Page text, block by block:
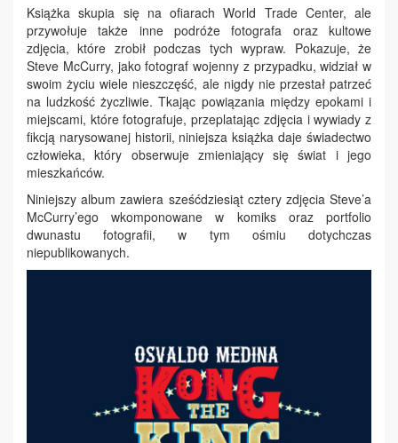
Książka skupia się na ofiarach World Trade Center, ale
przywołuje także inne podróże fotografa oraz kultowe
zdjęcia, które zrobił podczas tych wypraw. Pokazuje, że
Steve McCurry, jako fotograf wojenny z przypadku, widział w
swoim życiu wiele nieszczęść, ale nigdy nie przestał patrzeć
na ludzkość życzliwie. Tkając powiązania między epokami i
miejscami, które fotografuje, przeplatając zdjęcia i wywiady z
fikcją narysowanej historii, niniejsza książka daje świadectwo
człowieka, który obserwuje zmieniający się świat i jego
mieszkańców.
Niniejszy album zawiera sześćdziesiąt cztery zdjęcia Steve’a
McCurry’ego wkomponowane w komiks oraz portfolio
dwunastu fotografii, w tym ośmiu dotychczas
niepublikowanych.